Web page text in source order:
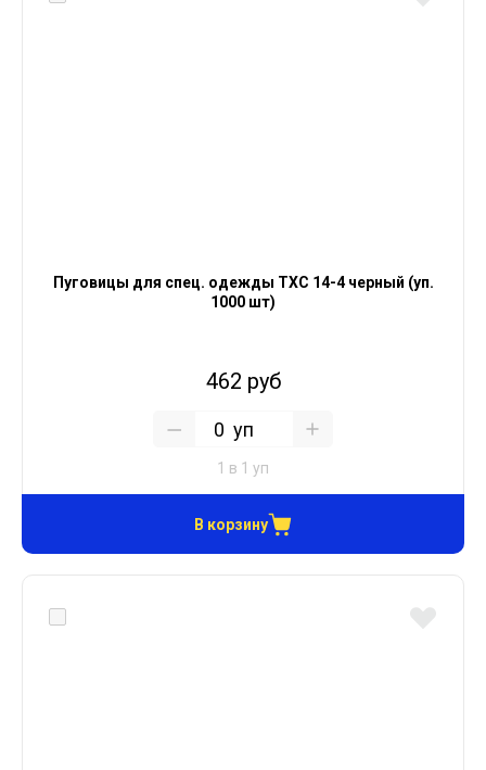
Пуговицы для спец. одежды ТХС 14-4 черный (уп.
1000 шт)
462 руб
уп
1 в 1 уп
В корзину